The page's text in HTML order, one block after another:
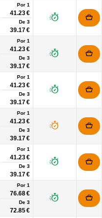
Por 1
41.23 €
De 3
39.17 €
Por 1
41.23 €
De 3
39.17 €
Por 1
41.23 €
De 3
39.17 €
Por 1
41.23 €
De 3
39.17 €
Por 1
41.23 €
De 3
39.17 €
Por 1
76.68 €
De 3
72.85 €